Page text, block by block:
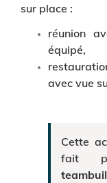
sur place :
réunion
équipé,
avec vue
Cette
fait